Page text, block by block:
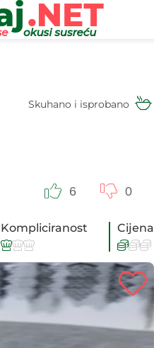
Skuhano i isprobano
6 0
Kompliciranost



Cijena


